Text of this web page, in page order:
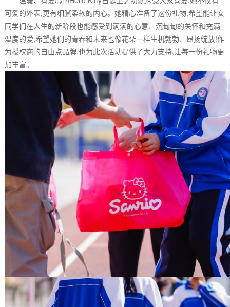
可爱的外表,更有细腻柔软的内心。她精心准备了这份礼物,希望能让女
同学们在人生的新阶段也能感受到满满的心意、沉甸甸的关怀和充满
温度的爱,希望她们的青春和未来也像花朵一样生机勃勃、昂扬绽放!作
为授权商的自由点品牌,也为此次活动提供了大力支持,让每一份礼物更
加丰富。